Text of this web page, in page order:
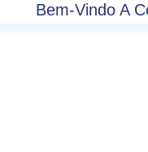
Bem-Vindo A